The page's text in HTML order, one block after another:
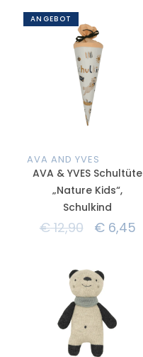
ANGEBOT
AVA AND YVES
AVA & YVES Schultüte
„Nature Kids“,
Schulkind
€12,90 €6,45